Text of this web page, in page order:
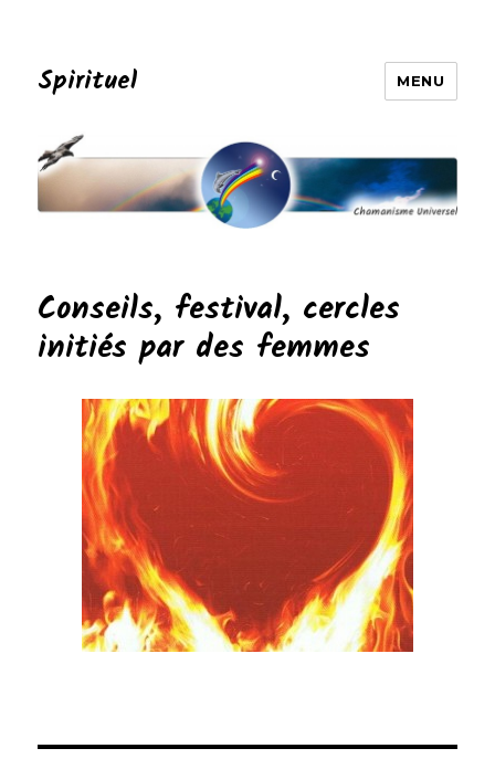
Spirituel MENU
Conseils, festival, cercles
initiés par des femmes